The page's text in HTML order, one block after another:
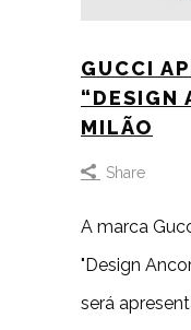
GUCCI
“DESIGN
MILÃO
Share
A marca
"Design
será